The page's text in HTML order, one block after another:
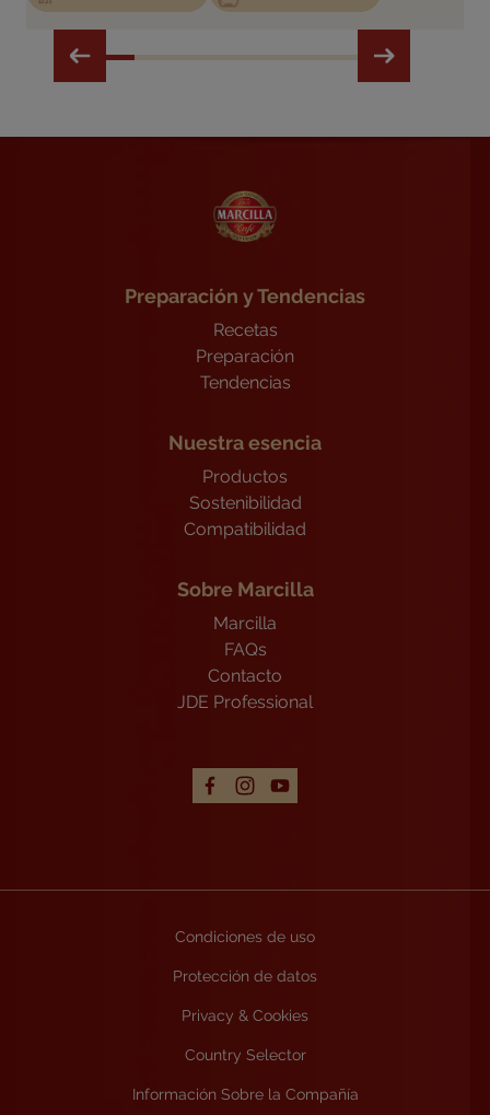
Preparación y Tendencias
Recetas
Preparación
Tendencias
Nuestra esencia
Productos
Sostenibilidad
Compatibilidad
Sobre Marcilla
Marcilla
FAQs
Contacto
JDE Professional
Condiciones de uso
Protección de datos
Privacy & Cookies
Country Selector
Información Sobre la Compañía